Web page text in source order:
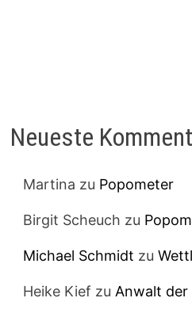
Neueste
Martina zu Popometer
Birgit Scheuch zu
Michael Schmidt zu
Heike Kief zu Anwalt der